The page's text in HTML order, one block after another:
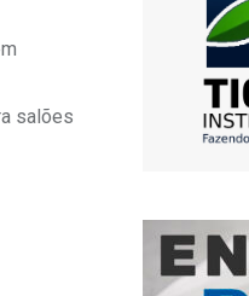
salões